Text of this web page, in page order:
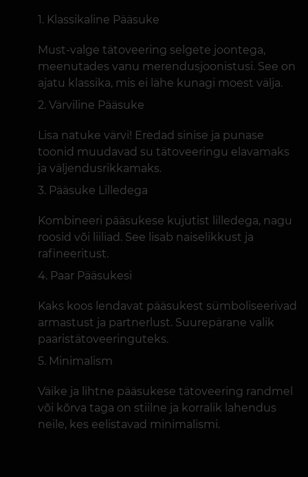
Klassikaline Pääsuke
Must-valge tätoveering selgete joontega,
meenutades vanu merendusjoonistusi. See on
ajatu klassika, mis ei lähe kunagi moest välja.
Värviline Pääsuke
Lisa natuke värvi! Eredad sinise ja punase
toonid muudavad su tätoveeringu elavamaks
ja väljendusrikkamaks.
Pääsuke Lilledega
Kombineeri pääsukese kujutist lilledega, nagu
roosid või liiliad. See lisab naiselikkust ja
rafineeritust.
Paar Pääsukesi
Kaks koos lendavat pääsukest sümboliseerivad
armastust ja partnerlust. Suurepärane valik
paaristätoveeringuteks.
Minimalism
Väike ja lihtne pääsukese tätoveering randmel
või kõrva taga on stiilne ja korralik lahendus
neile, kes eelistavad minimalismi.